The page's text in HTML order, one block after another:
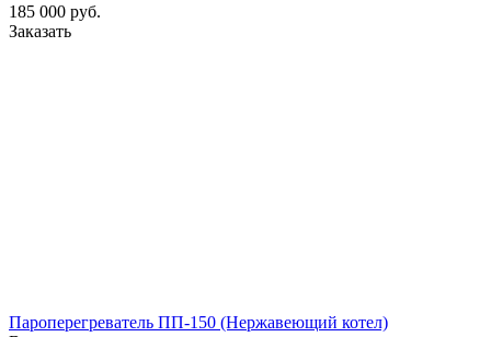
185 000 руб.
Заказать
Пароперегреватель ПП-150 (Нержавеющий котел)